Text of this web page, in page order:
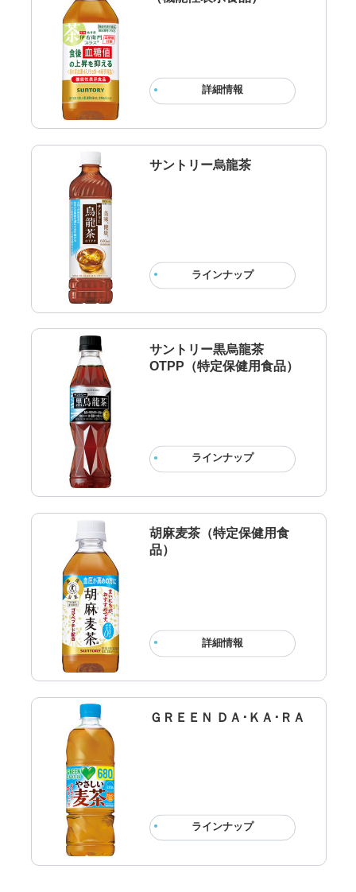
詳細情報
サントリー烏龍茶
ラインナップ
サントリー黒烏龍茶
OTPP（特定保健用食品）
ラインナップ
胡麻麦茶（特定保健用食
品）
詳細情報
ＧＲＥＥＮ ＤＡ･ＫＡ･ＲＡ
ラインナップ